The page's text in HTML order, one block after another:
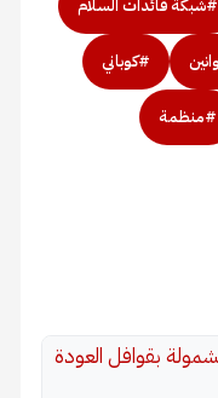
#شبكة قائدات السلام
#كوباني
#منظمة